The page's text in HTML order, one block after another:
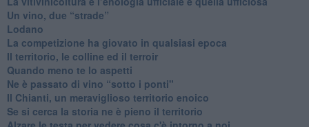
​Un vino, due “strade”
Lodano
​La competizione ha giovato in qualsiasi epoca
Il territorio, le colline ed il terroir
Quando meno te lo aspetti
​Ne è passato di vino “sotto i ponti"
​Il Chianti, un meraviglioso territorio enoico
​Se si cerca la storia ne è pieno il territorio